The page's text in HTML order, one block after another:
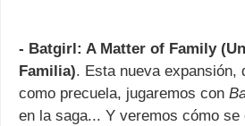
- Batgirl: A Matter of Family
Familia). Esta nueva expansión,
como precuela, jugaremos con
en la saga... Y veremos cómo se